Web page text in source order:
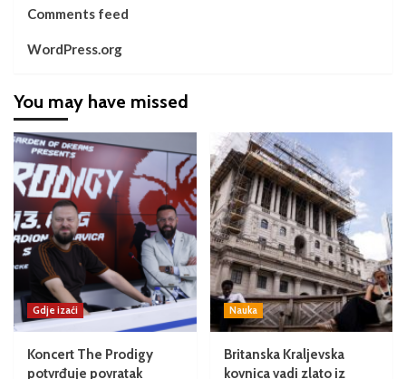
Comments feed
WordPress.org
You may have missed
Gdje izaći
Koncert The Prodigy
potvrđuje povratak
Nauka
Britanska Kraljevska
kovnica vadi zlato iz